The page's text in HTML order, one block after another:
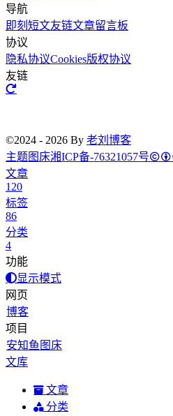
导航
即刻短文友链文章留言板
协议
隐私协议Cookies版权协议
友链
©2024 - 2026 By 老刘博客
主题 图床湘ICP备-76321057号
文章
120
标签
86
分类
4
功能
显示模式
网页
博客
项目
安知鱼图床
文库
文章
分类